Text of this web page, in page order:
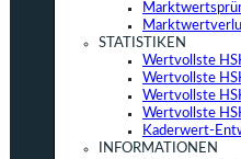
STATISTIKEN
Wertvollste
Wertvollste
Wertvollste
Wertvollste
Kaderwert-
INFORMATIONEN